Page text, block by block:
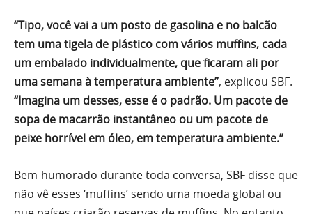
“Tipo, você vai a um posto de gasolina e no balcão
tem uma tigela de plástico com vários muffins, cada
um embalado individualmente, que ficaram ali por
uma semana à temperatura ambiente”, explicou SBF.
“Imagina um desses, esse é o padrão. Um pacote de
sopa de macarrão instantâneo ou um pacote de
peixe horrível em óleo, em temperatura ambiente.”
Bem-humorado durante toda conversa, SBF disse que
não vê esses ‘muffins’ sendo uma moeda global ou